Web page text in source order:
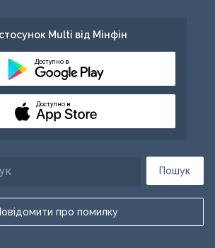
Пошук
про помилку
Multi від Мінфін
Доступно в
Доступно в